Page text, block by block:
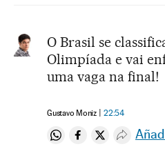
O Brasil se
Olimpíada e vai
uma vaga na final!
Gustavo Moniz 22:54
Compartir en
Compartir en
Compartir